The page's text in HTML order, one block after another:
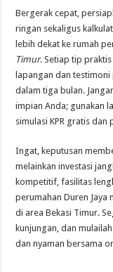
Bergerak cepat,
ringan sekaligus
lebih dekat ke rumah
Timur. Setiap tip
lapangan dan
dalam tiga bulan.
impian Anda; gunakan
simulasi KPR gratis dan
Ingat, keputusan
melainkan investasi
kompetitif, fasilitas
perumahan Duren
di area Bekasi Timur.
kunjungan, dan
dan nyaman bersama